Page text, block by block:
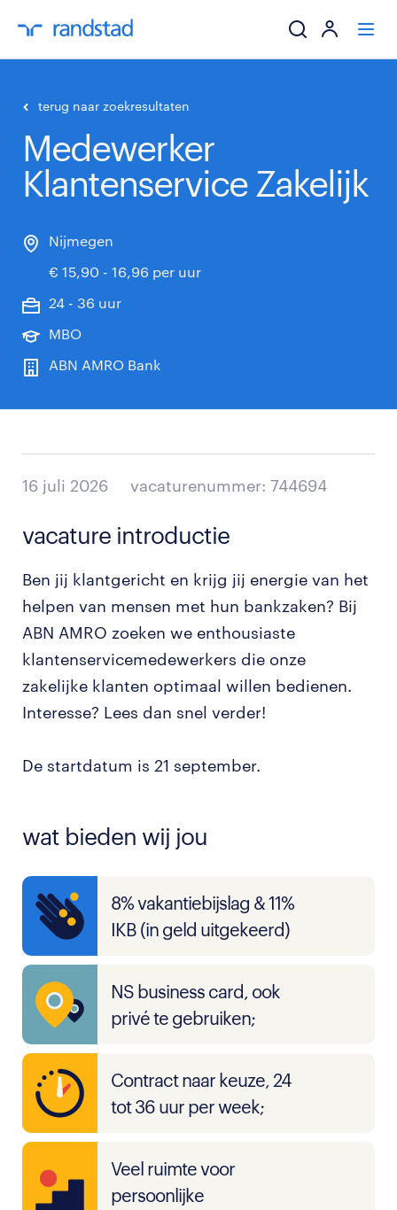
mijn carrière
terug naar zoekresultaten
Medewerker
Klantenservice Zakelijk
Nijmegen
€ 15,90 - 16,96 per uur
24 - 36 uur
MBO
ABN AMRO Bank
16 juli 2026 vacaturenummer: 744694
vacature introductie
Ben jij klantgericht en krijg jij energie van het
helpen van mensen met hun bankzaken? Bij
ABN AMRO zoeken we enthousiaste
klantenservicemedewerkers die onze
zakelijke klanten optimaal willen bedienen.
Interesse? Lees dan snel verder!
De startdatum is 21 september.
wat bieden wij jou
8% vakantiebijslag & 11%
IKB (in geld uitgekeerd)
NS business card, ook
privé te gebruiken;
Contract naar keuze, 24
tot 36 uur per week;
Veel ruimte voor
persoonlijke